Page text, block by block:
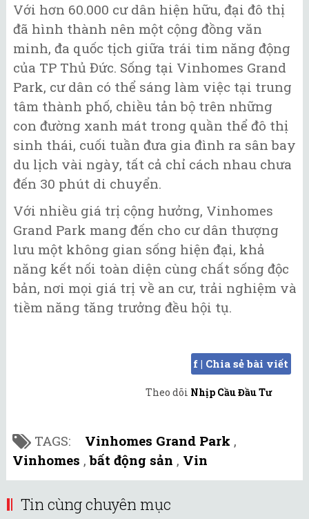
Với hơn 60.000 cư dân hiện hữu, đại đô thị
đã hình thành nên một cộng đồng văn
minh, đa quốc tịch giữa trái tim năng động
của TP Thủ Đức. Sống tại Vinhomes Grand
Park, cư dân có thể sáng làm việc tại trung
tâm thành phố, chiều tản bộ trên những
con đường xanh mát trong quần thể đô thị
sinh thái, cuối tuần đưa gia đình ra sân bay
du lịch vài ngày, tất cả chỉ cách nhau chưa
đến 30 phút di chuyển.
Với nhiều giá trị cộng hưởng, Vinhomes
Grand Park mang đến cho cư dân thượng
lưu một không gian sống hiện đại, khả
năng kết nối toàn diện cùng chất sống độc
bản, nơi mọi giá trị về an cư, trải nghiệm và
tiềm năng tăng trưởng đều hội tụ.
f | Chia sẻ bài viết
Theo dõi Nhịp Cầu Đầu Tư
TAGS: Vinhomes Grand Park ,
Vinhomes ,bất động sản , Vin
Tin cùng chuyên mục